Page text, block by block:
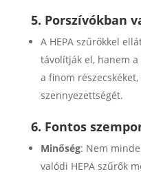
5. Porszívókban
A HEPA szűrőkkel
távolítják el, hanem
a finom
szennyezettségét.
6. Fontos
Minőség: Nem
valódi HEPA szűrők